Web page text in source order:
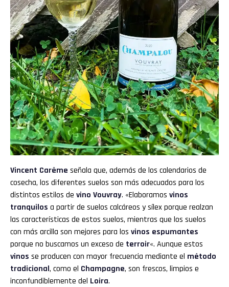
Vincent Carême señala que, además de los calendarios de
cosecha, los diferentes suelos son más adecuados para los
distintos estilos de vino Vouvray. «Elaboramos vinos
tranquilos a partir de suelos calcáreos y sílex porque realzan
las características de estos suelos, mientras que los suelos
con más arcilla son mejores para los vinos espumantes
porque no buscamos un exceso de terroir«. Aunque estos
vinos se producen con mayor frecuencia mediante el método
tradicional, como el Champagne, son frescos, limpios e
inconfundiblemente del Loira.